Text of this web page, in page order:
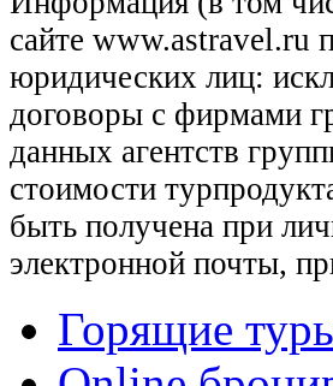
сайте www.astravel.ru
юридических лиц:
договоры с фирмами
данных агентств
стоимости
быть получена при
электронной почты,
Горящие